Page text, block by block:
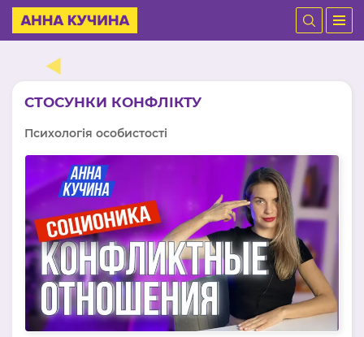
СТОСУНКИ КОНФЛІКТУ
Психологія особистості